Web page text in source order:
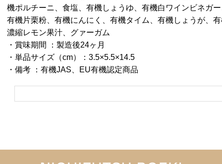
機ポルチーニ、食塩、有機しょうゆ、有機白ワインビネガ
有機片栗粉、有機にんにく、有機タイム、有機しょうが、
濃縮レモン果汁、グァーガム
・賞味期間 ：製造後24ヶ月
・単品サイズ（cm）：3.5×5.5×14.5
・備考 ：有機JAS、EU有機認定商品